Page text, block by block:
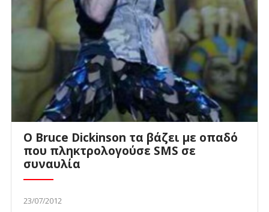
Ο Bruce Dickinson τα βάζει με οπαδό
που πληκτρολογούσε SMS σε
συναυλία
23/07/2012